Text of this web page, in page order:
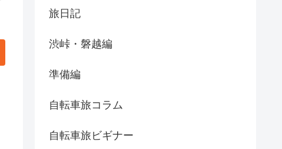
旅日記
渋峠・磐越編
準備編
自転車旅コラム
自転車旅ビギナー